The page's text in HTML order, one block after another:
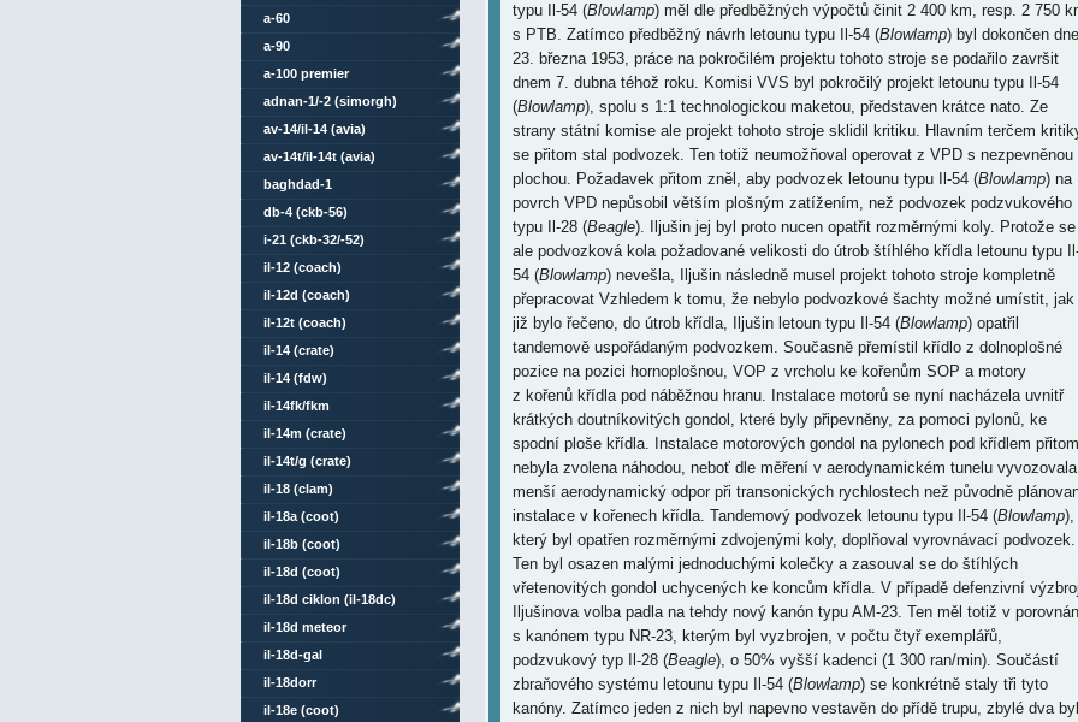
typu Il-54 (Blowlamp) měl dle předběžných výpočtů činit 2 400 km, resp. 2 750
s PTB. Zatímco předběžný návrh letounu typu Il-54 (Blowlamp) byl dokončen dne
23. března 1953, práce na pokročilém projektu tohoto stroje se podařilo završit
dnem 7. dubna téhož roku. Komisi VVS byl pokročilý projekt letounu typu Il-54
(Blowlamp), spolu s 1:1 technologickou maketou, představen krátce nato. Ze
strany státní komise ale projekt tohoto stroje sklidil kritiku. Hlavním terčem
se přitom stal podvozek. Ten totiž neumožňoval operovat z VPD s nezpevněnou
plochou. Požadavek přitom zněl, aby podvozek letounu typu Il-54 (Blowlamp) na
povrch VPD nepůsobil větším plošným zatížením, než podvozek podzvukového
typu Il-28 (Beagle). Iljušin jej byl proto nucen opatřit rozměrnými koly. Protože se
ale podvozková kola požadované velikosti do útrob štíhlého křídla letounu typu
54 (Blowlamp) nevešla, Iljušin následně musel projekt tohoto stroje kompletně
přepracovat Vzhledem k tomu, že nebylo podvozkové šachty možné umístit, jak
již bylo řečeno, do útrob křídla, Iljušin letoun typu Il-54 (Blowlamp) opatřil
tandemově uspořádaným podvozkem. Současně přemístil křídlo z dolnoplošné
pozice na pozici hornoplošnou, VOP z vrcholu ke kořenům SOP a motory
z kořenů křídla pod náběžnou hranu. Instalace motorů se nyní nacházela uvnitř
krátkých doutníkovitých gondol, které byly připevněny, za pomoci pylonů, ke
spodní ploše křídla. Instalace motorových gondol na pylonech pod křídlem přitom
nebyla zvolena náhodou, neboť dle měření v aerodynamickém tunelu vyvozovala
menší aerodynamický odpor při transonických rychlostech než původně
instalace v kořenech křídla. Tandemový podvozek letounu typu Il-54 (Blowlamp),
který byl opatřen rozměrnými zdvojenými koly, doplňoval vyrovnávací podvozek.
Ten byl osazen malými jednoduchými kolečky a zasouval se do štíhlých
vřetenovitých gondol uchycených ke koncům křídla. V případě defenzivní
Iljušinova volba padla na tehdy nový kanón typu AM-23. Ten měl totiž v
s kanónem typu NR-23, kterým byl vyzbrojen, v počtu čtyř exemplářů,
podzvukový typ Il-28 (Beagle), o 50% vyšší kadenci (1 300 ran/min). Součástí
zbraňového systému letounu typu Il-54 (Blowlamp) se konkrétně staly tři tyto
kanóny. Zatímco jeden z nich byl napevno vestavěn do přídě trupu, zbylé dva
a-60
a-90
a-100 premier
adnan-1/-2 (simorgh)
av-14/il-14 (avia)
av-14t/il-14t (avia)
baghdad-1
db-4 (ckb-56)
i-21 (ckb-32/-52)
il-12 (coach)
il-12d (coach)
il-12t (coach)
il-14 (crate)
il-14 (fdw)
il-14fk/fkm
il-14m (crate)
il-14t/g (crate)
il-18 (clam)
il-18a (coot)
il-18b (coot)
il-18d (coot)
il-18d ciklon (il-18dc)
il-18d meteor
il-18d-gal
il-18dorr
il-18e (coot)